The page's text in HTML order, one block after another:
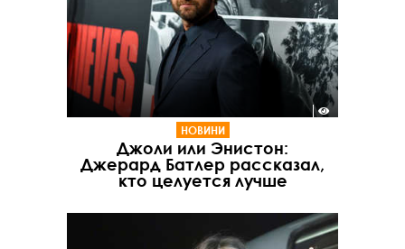
НОВИНИ
Джоли или Энистон:
Джерард Батлер рассказал,
кто целуется лучше